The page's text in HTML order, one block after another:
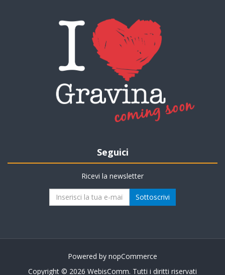
Seguici
Ricevi la newsletter
Powered by nopCommerce
Copyright © 2026 WebisComm. Tutti i diritti riservati